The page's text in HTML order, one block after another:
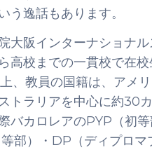
う逸話もあります。
大阪インターナショナ
高校までの一貫校で在
、教員の国籍は、アメ
トラリアを中心に約30
バカロレアのPYP（初等
部）・DP（ディプロマ